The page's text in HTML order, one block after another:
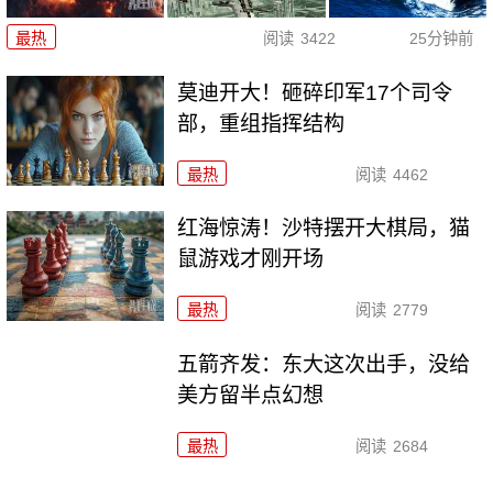
最热 阅读 3422 25分钟前
莫迪开大！砸碎印军17个司令
部，重组指挥结构
最热 阅读 4462
红海惊涛！沙特摆开大棋局，猫
鼠游戏才刚开场
最热 阅读 2779
五箭齐发：东大这次出手，没给
美方留半点幻想
最热 阅读 2684